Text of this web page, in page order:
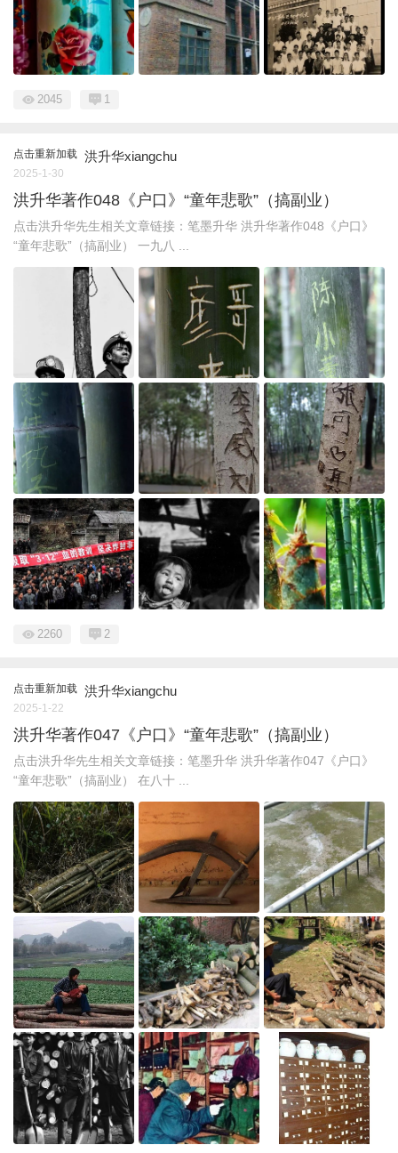
2045 1
点击重新加载 洪升华xiangchu
2025-1-30
洪升华著作048《户口》“童年悲歌”（搞副业）
点击洪升华先生相关文章链接：笔墨升华 洪升华著作048《户口》
“童年悲歌”（搞副业） 一九八 ...
2260 2
点击重新加载 洪升华xiangchu
2025-1-22
洪升华著作047《户口》“童年悲歌”（搞副业）
点击洪升华先生相关文章链接：笔墨升华 洪升华著作047《户口》
“童年悲歌”（搞副业） 在八十 ...